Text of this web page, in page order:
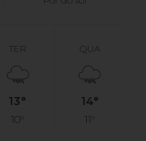
TER
13°
10°
QUA
14°
11°